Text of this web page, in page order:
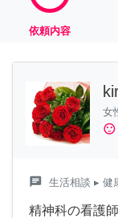
依頼内容
女
sentiment_satisfied
chat 生活相談 ▸ 健
精神科の看護